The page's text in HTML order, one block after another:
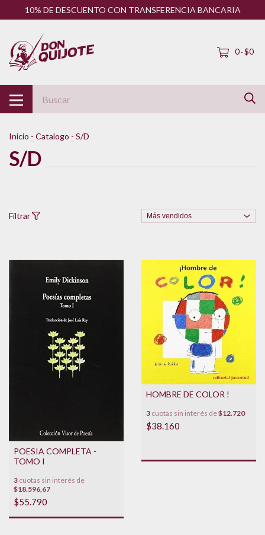
10% DE DESCUENTO CON TRANSFERENCIA BANCARIA
0-$0
Inicio - Catalogo - S/D
S/D
Filtrar
POESIA COMPLETA -
TOMO I
3 cuotas sin interés de
$18.596,67
$55.790
HOMBRE DE COLOR !
3 cuotas sin interés de$12.720
$38.160